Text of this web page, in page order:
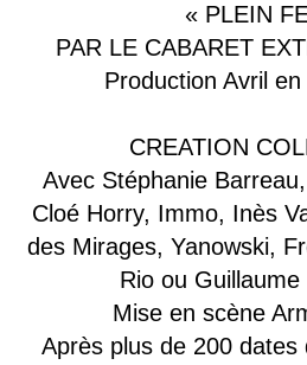
« PLEIN
PAR LE CABARET
Production Avril
CREATION
Avec Stéphanie
Cloé Horry, Immo, Inès
des Mirages, Yanowski,
Rio ou
Mise en scène
Après plus de 200